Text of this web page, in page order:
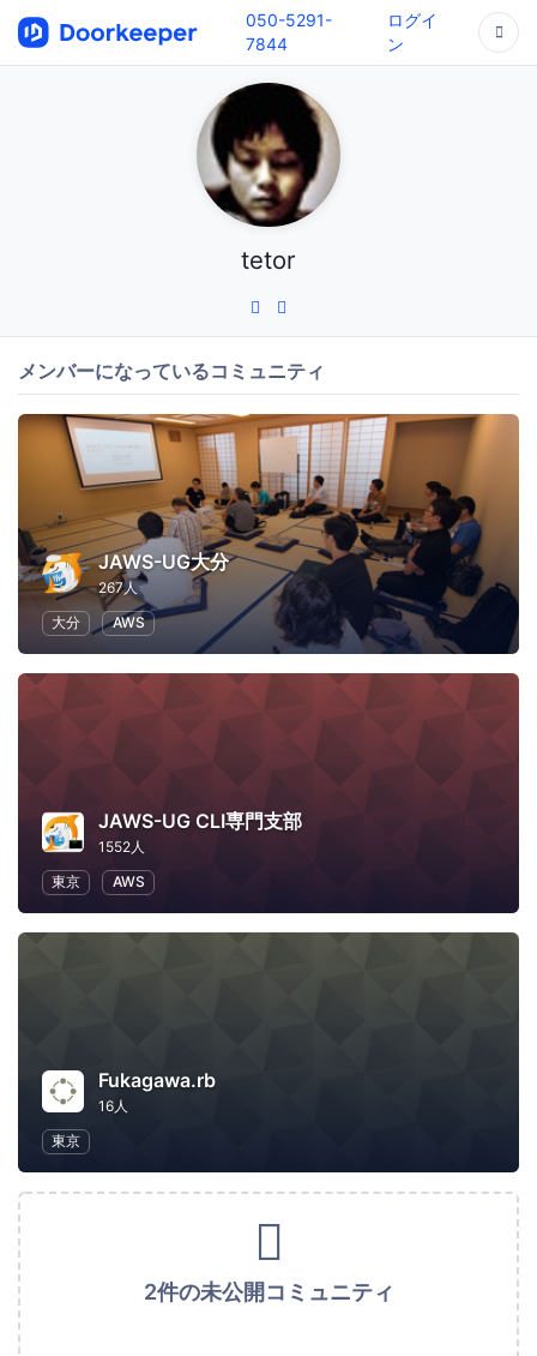
050-5291-
7844
ログイ
ン
tetor
メンバーになっているコミュニティ
JAWS-UG大分
267人
大分
AWS
JAWS-UG CLI専門支部
1552人
東京
AWS
Fukagawa.rb
16人
東京
2件の未公開コミュニティ